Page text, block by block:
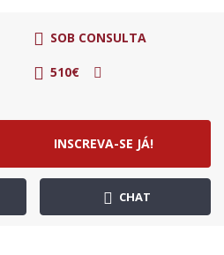
SOB CONSULTA
510€
INSCREVA-SE JÁ!
CHAT